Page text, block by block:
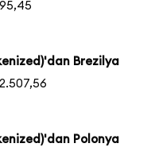
Brezilya
Polonya